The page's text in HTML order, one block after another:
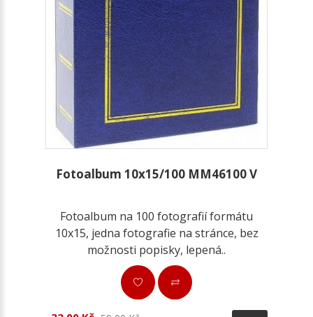
Fotoalbum 10x15/100 MM46100 V
Fotoalbum na 100 fotografií formátu
10x15, jedna fotografie na stránce, bez
možnosti popisky, lepená..